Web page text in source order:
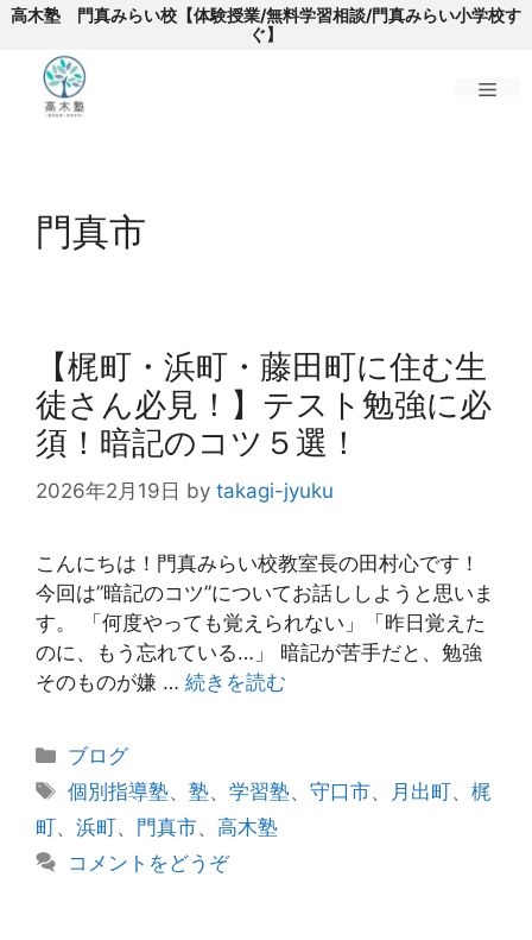
高木塾 門真みらい校【体験授業/無料学習相談/門真みらい小学校す
ぐ】
門真市
【梶町・浜町・藤田町に住む生
徒さん必見！】テスト勉強に必
須！暗記のコツ５選！
2026年2月19日 by takagi-jyuku
こんにちは！門真みらい校教室長の田村心です！
今回は”暗記のコツ”についてお話ししようと思いま
す。 「何度やっても覚えられない」「昨日覚えた
のに、もう忘れている…」 暗記が苦手だと、勉強
そのものが嫌 … 続きを読む
カ
テ
ゴ
リ
ー
ブログ
タ
グ
個別指導塾、塾、学習塾、守口市、 月出町、梶
町、 浜町、 門真市、 高木塾
コメントをどうぞ